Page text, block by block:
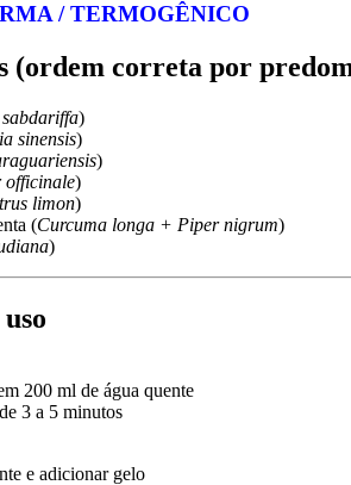
/ TERMOGÊNICO
(ordem correta por
)
sinensis)
)
officinale)
limon)
(Curcuma longa + Piper nigrum)
)
200 ml de água quente
3 a 5 minutos
e adicionar gelo